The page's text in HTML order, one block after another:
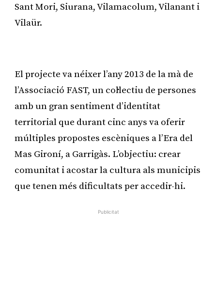
Sant Mori, Siurana, Vilamacolum, Vilanant i
Vilaür.
El projecte va néixer l’any 2013 de la mà de
l’Associació FAST, un col·lectiu de persones
amb un gran sentiment d’identitat
territorial que durant cinc anys va oferir
múltiples propostes escèniques a l’Era del
Mas Gironí, a Garrigàs. L’objectiu: crear
comunitat i acostar la cultura als municipis
que tenen més dificultats per accedir-hi.
Publicitat